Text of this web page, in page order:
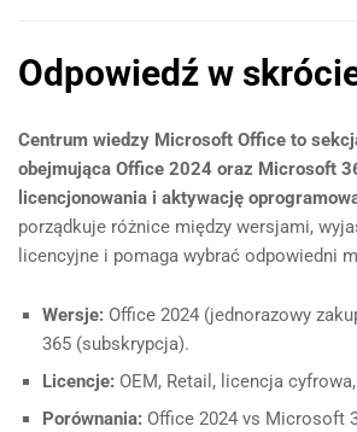
Odpowiedź w
Centrum wiedzy Microsoft Office to
obejmująca Office 2024 oraz Microsoft
licencjonowania i aktywację
porządkuje różnice między wersjami,
licencyjne i pomaga wybrać odpowiedni
Wersje: Office 2024 (jednorazowy
365 (subskrypcja).
Licencje: OEM, Retail, licencja
Porównania: Office 2024 vs Microsoft